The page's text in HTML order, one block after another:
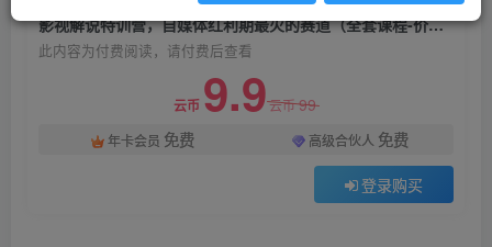
影视解说特训营，自媒体红利期最火的赛道（全套课程-价值999）
此内容为付费阅读，请付费后查看
云币 9.9云币99
年卡会员 免费 高级合伙人 免费
登录购买